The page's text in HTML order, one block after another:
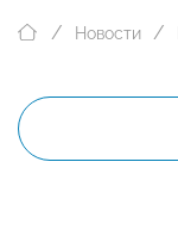
Новости